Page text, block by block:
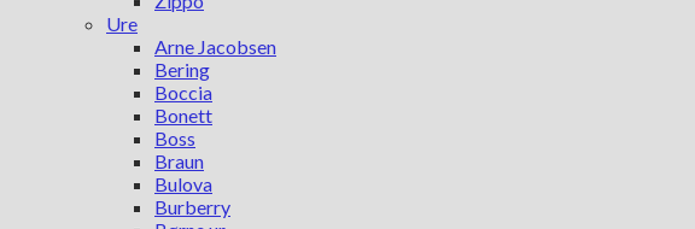
Ure
Arne Jacobsen
Bering
Boccia
Bonett
Boss
Braun
Bulova
Burberry